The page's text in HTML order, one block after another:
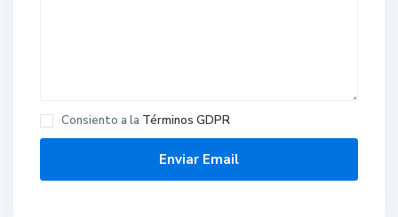
Consiento a la Términos GDPR